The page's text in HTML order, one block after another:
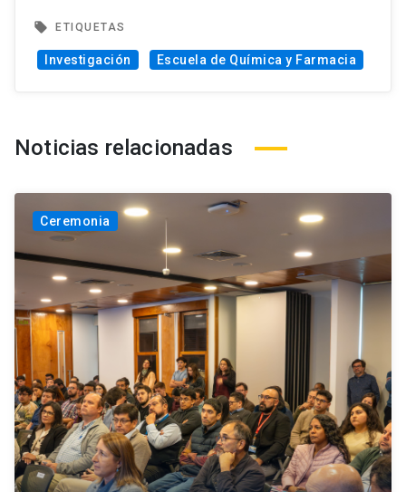
local_offer ETIQUETAS
Investigación Escuela de Química y Farmacia
Noticias relacionadas
Ceremonia